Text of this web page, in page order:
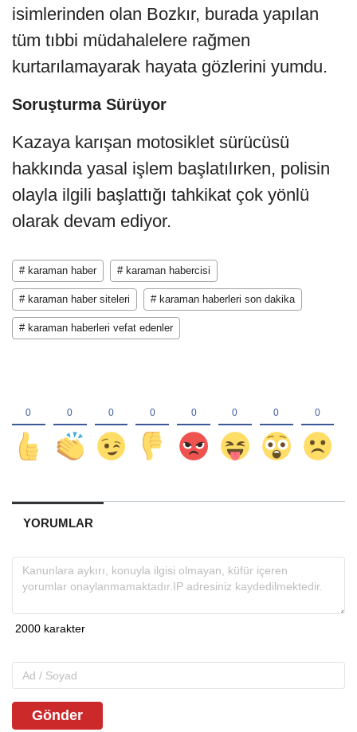
isimlerinden olan Bozkır, burada yapılan
tüm tıbbi müdahalelere rağmen
kurtarılamayarak hayata gözlerini yumdu.
Soruşturma Sürüyor
Kazaya karışan motosiklet sürücüsü
hakkında yasal işlem başlatılırken, polisin
olayla ilgili başlattığı tahkikat çok yönlü
olarak devam ediyor.
# karaman haber # karaman habercisi
# karaman haber siteleri # karaman haberleri son dakika
# karaman haberleri vefat edenler
YORUMLAR
Gönder